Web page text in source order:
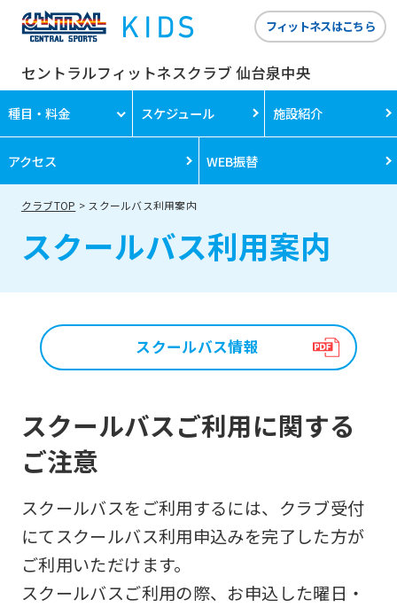
セントラルフィットネスクラブ 仙台泉中央
フィットネスはこちら
種目・料金 スケジュール 施設紹介
アクセス WEB振替
クラブTOP スクールバス利用案内
スクールバス利用案内
スクールバス情報
スクールバスご利用に関する
ご注意
スクールバスをご利用するには、クラブ受付
にてスクールバス利用申込みを完了した方が
ご利用いただけます。
スクールバスご利用の際、お申込した曜日・